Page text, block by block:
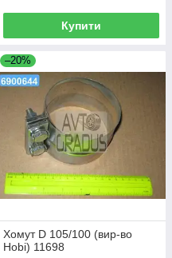
Купити
–20%
Хомут D 105/100 (вир-во
Hobi) 11698